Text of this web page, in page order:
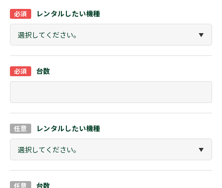
レンタルしたい機種
台数
レンタルしたい機種
台数